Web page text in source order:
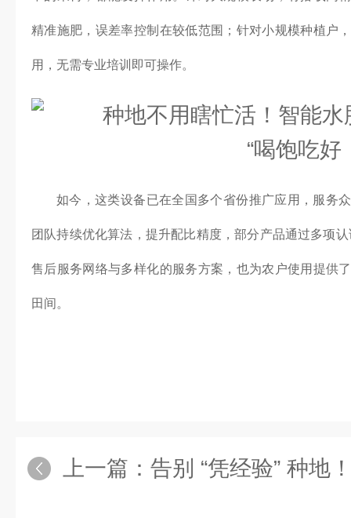
精准施肥，误差率控制在较低范围；针对小规模种植户
用，无需专业培训即可操作。
如今，这类设备已在全国多个省份推广应用，服务
团队持续优化算法，提升配比精度，部分产品通过多项
售后服务网络与多样化的服务方案，也为农户使用提供
田间。
上一篇： 告别 “凭经验” 种地！农田苗情监